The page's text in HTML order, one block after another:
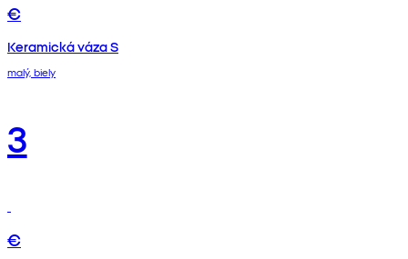
€
Keramická váza S
malý, biely
3
€